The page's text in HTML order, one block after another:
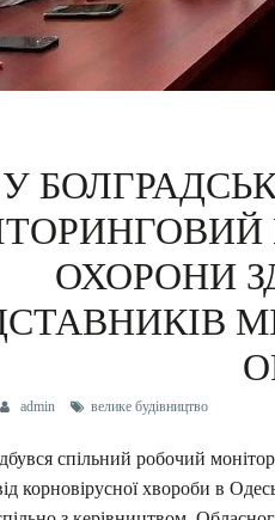
У
ОХОРОНИ
admin велике будівництво
спільний робочий
корновірусної хвороби в